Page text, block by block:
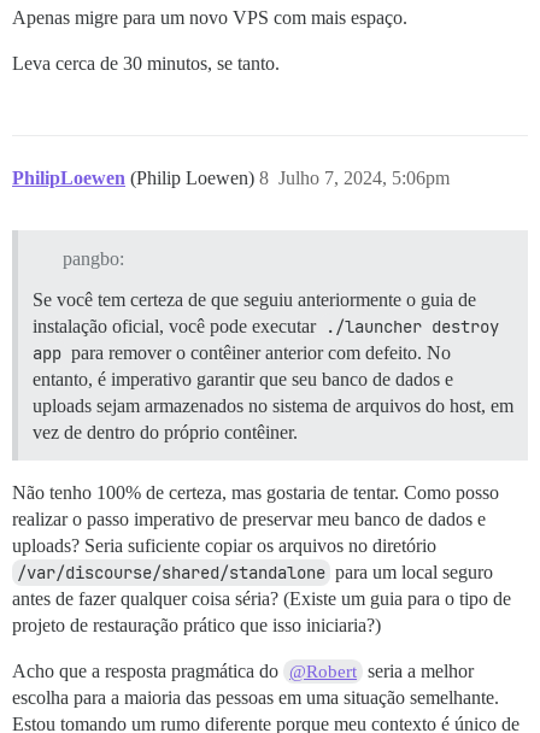
Apenas migre para um novo VPS com mais espaço.
Leva cerca de 30 minutos, se tanto.
PhilipLoewen (Philip Loewen) Julho 7, 2024, 5:06pm
8
pangbo:
Se você tem certeza de que seguiu anteriormente o guia de
instalação oficial, você pode executar ./launcher destroy
app para remover o contêiner anterior com defeito. No
entanto, é imperativo garantir que seu banco de dados e
uploads sejam armazenados no sistema de arquivos do host, em
vez de dentro do próprio contêiner.
Não tenho 100% de certeza, mas gostaria de tentar. Como posso
realizar o passo imperativo de preservar meu banco de dados e
uploads? Seria suficiente copiar os arquivos no diretório
/var/discourse/shared/standalone para um local seguro
antes de fazer qualquer coisa séria? (Existe um guia para o tipo de
projeto de restauração prático que isso iniciaria?)
Acho que a resposta pragmática do @Robert seria a melhor
escolha para a maioria das pessoas em uma situação semelhante.
Estou tomando um rumo diferente porque meu contexto é único de